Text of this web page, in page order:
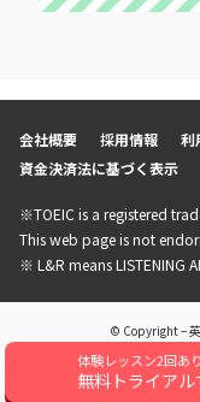
体験レッスン2回あり
無料トライアル
会社概要 採用情報 利
資金決済法に基づく表示
※TOEIC is a registered
This web page is not
※ L&R means LISTENING
© Copyright –